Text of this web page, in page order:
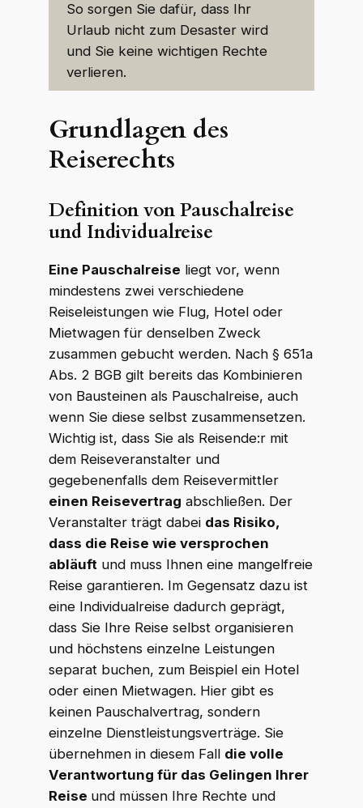
So sorgen Sie dafür, dass Ihr
Urlaub nicht zum Desaster wird
und Sie keine wichtigen Rechte
verlieren.
Grundlagen des
Reiserechts
Definition von Pauschalreise
und Individualreise
Eine Pauschalreise liegt vor, wenn
mindestens zwei verschiedene
Reiseleistungen wie Flug, Hotel oder
Mietwagen für denselben Zweck
zusammen gebucht werden. Nach § 651a
Abs. 2 BGB gilt bereits das Kombinieren
von Bausteinen als Pauschalreise, auch
wenn Sie diese selbst zusammensetzen.
Wichtig ist, dass Sie als Reisende:r mit
dem Reiseveranstalter und
gegebenenfalls dem Reisevermittler
einen Reisevertrag abschließen. Der
Veranstalter trägt dabei das Risiko,
dass die Reise wie versprochen
abläuftund muss Ihnen eine mangelfreie
Reise garantieren. Im Gegensatz dazu ist
eine Individualreise dadurch geprägt,
dass Sie Ihre Reise selbst organisieren
und höchstens einzelne Leistungen
separat buchen, zum Beispiel ein Hotel
oder einen Mietwagen. Hier gibt es
keinen Pauschalvertrag, sondern
einzelne Dienstleistungsverträge. Sie
übernehmen in diesem Fall die volle
Verantwortung für das Gelingen Ihrer
Reise und müssen Ihre Rechte und